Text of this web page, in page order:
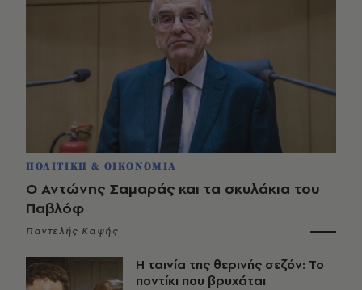
ΠΟΛΙΤΙΚΗ & ΟΙΚΟΝΟΜΙΑ
Ο Αντώνης Σαμαράς και τα σκυλάκια του
Παβλόφ
Παντελής Καψής
Η ταινία της θερινής σεζόν: Το
ποντίκι που βρυχάται